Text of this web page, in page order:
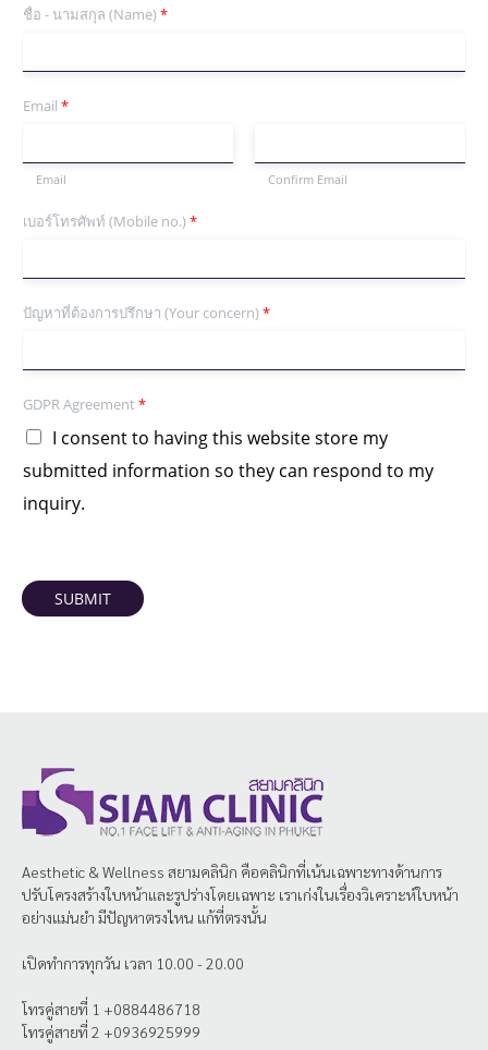
ชื่อ - นามสกุล (Name)*
Email *
Email Confirm Email
เบอร์โทรศัพท์ (Mobile no.)*
ปัญหาที่ต้องการปรึกษา (Your concern)*
GDPR Agreement *
I consent to having this website store my
submitted information so they can respond to my
inquiry.
SUBMIT
Aesthetic & Wellness สยามคลินิก คือคลินิกที่เน้นเฉพาะทางด้านการ
ปรับโครงสร้างใบหน้าและรูปร่างโดยเฉพาะ เราเก่งในเรื่องวิเคราะห์ใบหน้า
อย่างแม่นยำ มีปัญหาตรงไหน แก้ที่ตรงนั้น
เปิดทำการทุกวัน เวลา 10.00 - 20.00
โทรคู่สายที่ 1 +0884486718
โทรคู่สายที่ 2 +0936925999